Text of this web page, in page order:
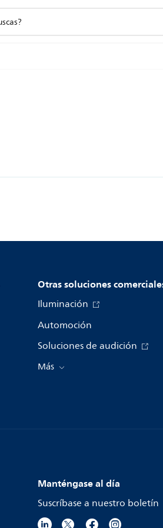
Otras soluciones
Iluminación
Automoción
Soluciones de audición
Más
Manténgase al día
Suscríbase a nuestro boletín